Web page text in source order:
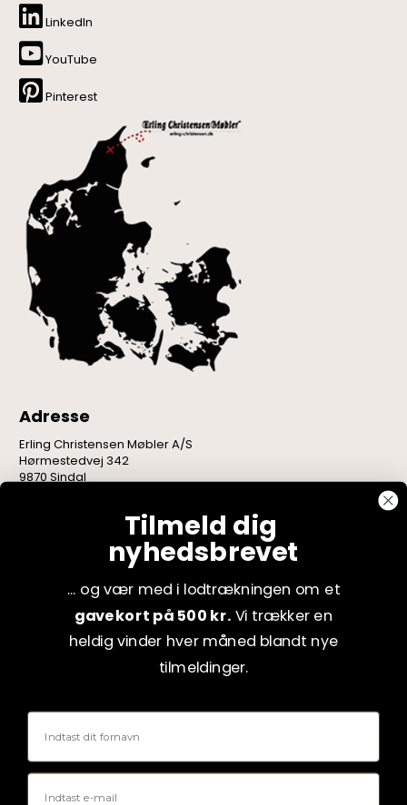
LinkedIn
YouTube
Pinterest
Adresse
Erling Christensen Møbler A/S
Hørmestedvej 342
9870 Sindal
Tilmeld dig
nyhedsbrevet
... og vær med i lodtrækningen om et
gavekort på 500 kr. Vi trækker en
heldig vinder hver måned blandt nye
tilmeldinger.
Fornavn
Email